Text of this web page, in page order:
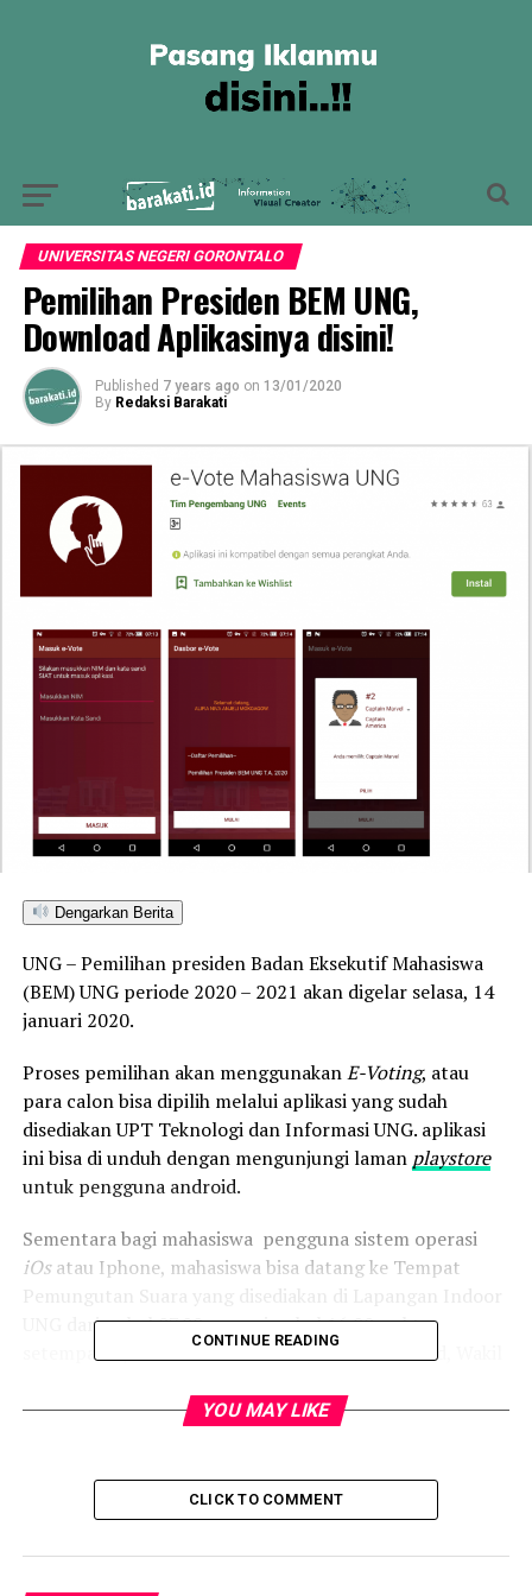
UNIVERSITAS NEGERI GORONTALO
Pemilihan Presiden BEM UNG,
Download Aplikasinya disini!
Published 7 years ago on 13/01/2020
By Redaksi Barakati
Dengarkan Berita
UNG – Pemilihan presiden Badan Eksekutif Mahasiswa
(BEM) UNG periode 2020 – 2021 akan digelar selasa, 14
januari 2020.
Proses pemilihan akan menggunakanE-Voting, atau
para calon bisa dipilih melalui aplikasi yang sudah
disediakan UPT Teknologi dan Informasi UNG. aplikasi
ini bisa di unduh dengan mengunjungi laman playstore
untuk pengguna android.
Sementara bagi mahasiswa pengguna sistem operasi
iOsatau Iphone, mahasiswa bisa datang ke Tempat
Pemungutan Suara yang disediakan di Lapangan Indoor
UNG dari pukul 07.00 sampai pukul 16.00 waktu
setempat. ujar Karmila Machmud, S.Pd, M.A, Ph.d, Wakil
Pemilihan Presiden BEM kali ini diikuti dua kandidat,
Fakultas Ekonomi dan Fakultas Olahraga dan Kesehatan
(FOK), sementara nomor urut 2 Mohamad Rifaldy Ibura
CONTINUE READING
YOU MAY LIKE
CLICK TO COMMENT